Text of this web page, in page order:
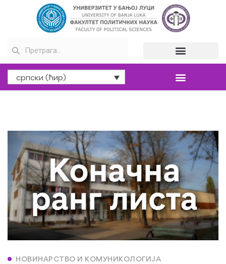
српски (ћир)
НОВИНАРСТВО И КОМУНИКОЛОГИЈА